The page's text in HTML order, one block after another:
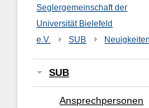
Seglergemeinschaft der
Universität Bielefeld
e.V.
SUB Neuigkeiten
SUB
Ansprechpersonen